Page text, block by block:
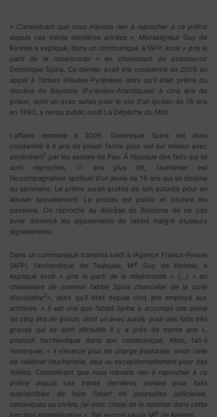
« Considérant que nous n’avons rien à reprocher à ce prêtre
depuis ces trente dernières années», Monseigneur Guy de
Kerimel a expliqué, dans un communiqué à l’AFP, avoir « pris le
parti de la miséricorde» en choisissant de promouvoir
Dominique Spina. Ce dernier avait été condamné en 2006 en
appel à Tarbes (Hautes-Pyrénées) alors qu’il était prêtre du
diocèse de Bayonne (Pyrénées-Atlantiques) à cinq ans de
prison, dont un avec sursis pour le viol d’un lycéen de 16 ans
en 1993, a rendu public lundi La Dépêche du Midi.
L’affaire remonte à 2005. Dominique Spina est alors
condamné à 4 ans de prison ferme pour viol sur mineur avec
ascendant2 par les assises de Pau. À l’époque des faits qui lui
sont reprochés, 11 ans plus tôt, l’aumônier est
l’accompagnateur spirituel d’un jeune de 16 ans qui se destine
au séminaire. Le prêtre aurait profité de son autorité pour en
abuser sexuellement. Le procès est public et déchire les
passions. On reproche au diocèse de Bayonne de ne pas
avoir dénoncé les agissements de l’abbé malgré plusieurs
signalements.
Dans un communiqué transmis lundi à l’Agence France-Presse
(AFP), l’archevêque de Toulouse, Mgr
Guy de Kerimel, a
expliqué avoir « pris le parti de la miséricorde » (…) « en
choisissant de nommer l’abbé Spina chancelier de la curie
diocésaine3», alors qu’il était depuis cinq ans employé aux
archives. « Il est vrai que l’abbé Spina a accompli une peine
de cinq ans de prison, dont un avec sursis, pour des faits très
graves qui se sont déroulés il y a près de trente ans »,
poursuit l’archevêque dans son communiqué. Mais, fait-il
remarquer, « il n’exerce plus de charge pastorale, sinon celle
de célébrer l’eucharistie, seul ou exceptionnellement pour des
fidèles. Considérant que nous n’avons rien à reprocher à ce
prêtre depuis ces trente dernières années pour faits
susceptibles de faire l’objet de poursuites judiciaires,
canoniques ou civiles, j’ai donc choisi de le nommer dans cette
fonction administrative », fait encore savoir Mgr de Kerimel.